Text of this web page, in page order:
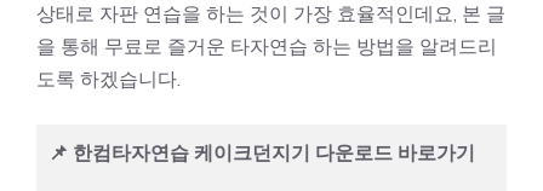
상태로 자판 연습을 하는 것이 가장 효율적인데요, 본 글
을 통해 무료로 즐거운 타자연습 하는 방법을 알려드리
도록 하겠습니다.
📌 한컴타자연습 케이크던지기 다운로드 바로가기